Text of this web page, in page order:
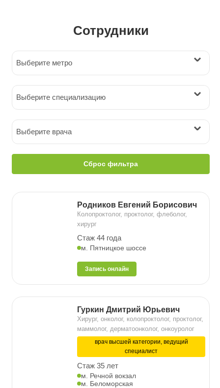
Сотрудники
Выберите метро
Выберите специализацию
Выберите врача
Сброс фильтра
Родников Евгений Борисович
Колопроктолог, проктолог, флеболог,
хирург
Стаж 44 года
м. Пятницкое шоссе
Запись онлайн
Гуркин Дмитрий Юрьевич
Хирург, онколог, колопроктолог, проктолог,
маммолог, дерматоонколог, онкоуролог
врач высшей категории, ведущий
специалист
Стаж 35 лет
м. Речной вокзал
м. Беломорская